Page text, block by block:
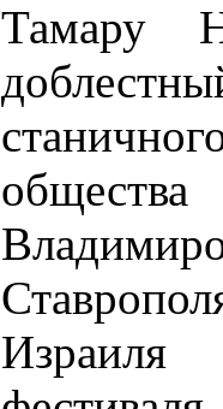
Тамару
Израиля